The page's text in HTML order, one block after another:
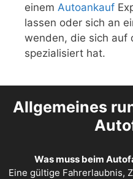
einem Autoankauf
lassen oder sich an
wenden, die sich auf
spezialisiert hat.
Allgemeines
Was muss beim
Eine gültige Fahrerlaubnis,